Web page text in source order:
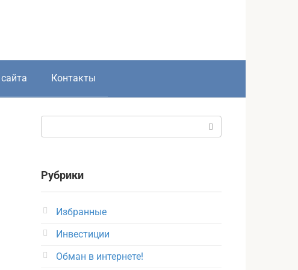
Контакты
Рубрики
Избранные
Инвестиции
Обман в интернете!